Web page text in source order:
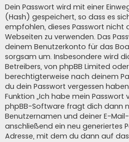
Dein Passwort wird mit einer
(Hash) gespeichert, so dass es
empfohlen, dieses Passwort nicht
Webseiten zu verwenden. Das
deinem Benutzerkonto für das
sorgsam um. Insbesondere wird
Betreibers, von phpBB Limited
berechtigterweise nach deinem
du dein Passwort vergessen
Funktion „Ich habe mein Passwort
phpBB-Software fragt dich dann
Benutzernamen und deiner E-
anschließend ein neu generiertes
Adresse, mit dem du dann auf